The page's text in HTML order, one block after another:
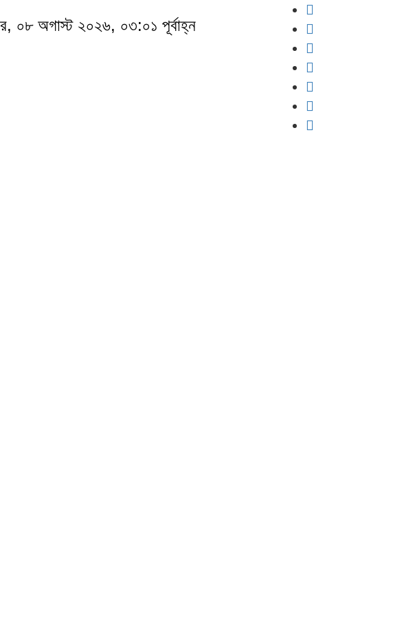
০৮ অগাস্ট ২০২৬, ০৩:০১ পূর্বাহ্ন